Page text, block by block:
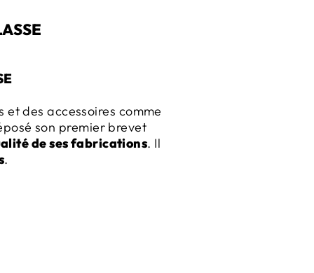
des accessoires comme
son premier brevet
de ses fabrications. Il
.